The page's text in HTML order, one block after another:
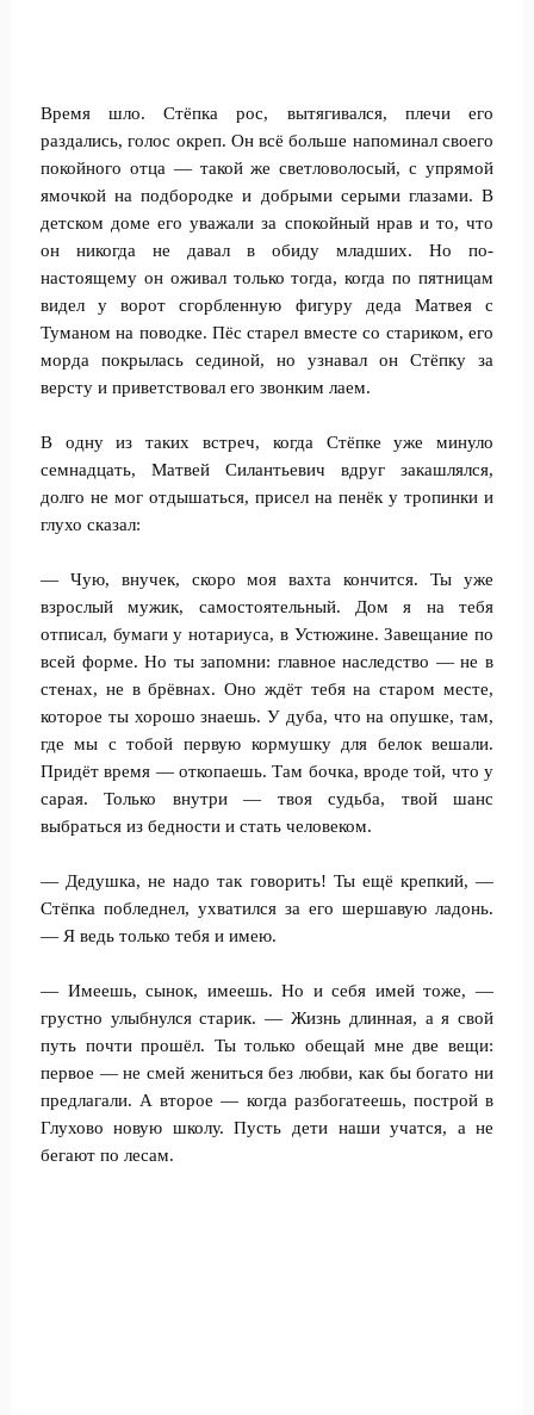
Время шло. Стёпка рос, вытягивался, плечи его
раздались, голос окреп. Он всё больше напоминал своего
покойного отца — такой же светловолосый, с упрямой
ямочкой на подбородке и добрыми серыми глазами. В
детском доме его уважали за спокойный нрав и то, что
он никогда не давал в обиду младших. Но по-
настоящему он оживал только тогда, когда по пятницам
видел у ворот сгорбленную фигуру деда Матвея с
Туманом на поводке. Пёс старел вместе со стариком, его
морда покрылась сединой, но узнавал он Стёпку за
версту и приветствовал его звонким лаем.
В одну из таких встреч, когда Стёпке уже минуло
семнадцать, Матвей Силантьевич вдруг закашлялся,
долго не мог отдышаться, присел на пенёк у тропинки и
глухо сказал:
— Чую, внучек, скоро моя вахта кончится. Ты уже
взрослый мужик, самостоятельный. Дом я на тебя
отписал, бумаги у нотариуса, в Устюжине. Завещание по
всей форме. Но ты запомни: главное наследство — не в
стенах, не в брёвнах. Оно ждёт тебя на старом месте,
которое ты хорошо знаешь. У дуба, что на опушке, там,
где мы с тобой первую кормушку для белок вешали.
Придёт время — откопаешь. Там бочка, вроде той, что у
сарая. Только внутри — твоя судьба, твой шанс
выбраться из бедности и стать человеком.
— Дедушка, не надо так говорить! Ты ещё крепкий, —
Стёпка побледнел, ухватился за его шершавую ладонь.
— Я ведь только тебя и имею.
— Имеешь, сынок, имеешь. Но и себя имей тоже, —
грустно улыбнулся старик. — Жизнь длинная, а я свой
путь почти прошёл. Ты только обещай мне две вещи:
первое — не смей жениться без любви, как бы богато ни
предлагали. А второе — когда разбогатеешь, построй в
Глухово новую школу. Пусть дети наши учатся, а не
бегают по лесам.